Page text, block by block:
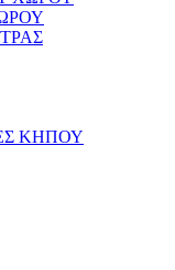
ΚΗΠΟΥ